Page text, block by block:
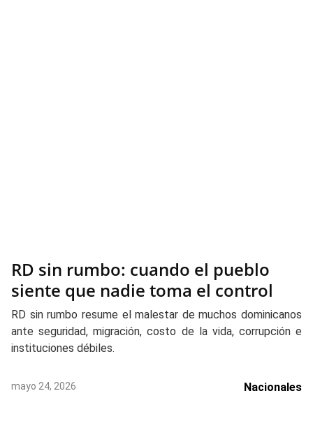
RD sin rumbo: cuando el pueblo
siente que nadie toma el control
RD sin rumbo resume el malestar de muchos dominicanos
ante seguridad, migración, costo de la vida, corrupción e
instituciones débiles.
mayo 24, 2026 Nacionales